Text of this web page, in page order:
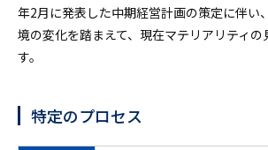
年2月に発表した中期経営計画の策定に伴い
境の変化を踏まえて、現在マテリアリティの
す。
特定のプロセス